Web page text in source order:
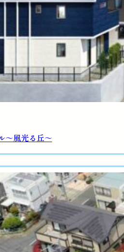
～風光る丘～